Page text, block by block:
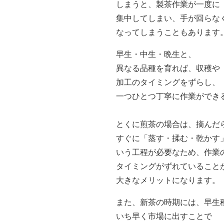
しまうと、製茶作業が一度に
集中してしまい、手が回らな
なってしまうこともあります。
早生・中生・晩生と、
異なる品種を育れば、収穫や
加工のタイミングをずらし、
一つひとつ丁寧に作業ができ
とくに煎茶の場合は、摘んだ
すぐに「蒸す・揉む・乾かす
いう工程が必要なため、作業
タイミングがずれていること
大きなメリットになります。
また、新茶の時期には、早生
いち早く市場に出すことで